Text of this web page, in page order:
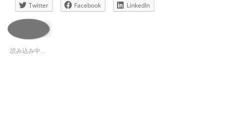
Twitter Facebook LinkedIn
いいね:
読み込み中...